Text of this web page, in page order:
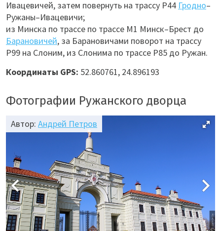
Ивацевичей, затем повернуть на трассу P44 Гродно–
Ружаны–Ивацевичи;
из Минска по трассе по трассе М1 Минск–Брест до
Барановичей, за Барановичами поворот на трассу
P99 на Слоним, из Слонима по трассе P85 до Ружан.
Координаты GPS: 52.860761, 24.896193
Фотографии Ружанского дворца
Автор: Андрей Петров